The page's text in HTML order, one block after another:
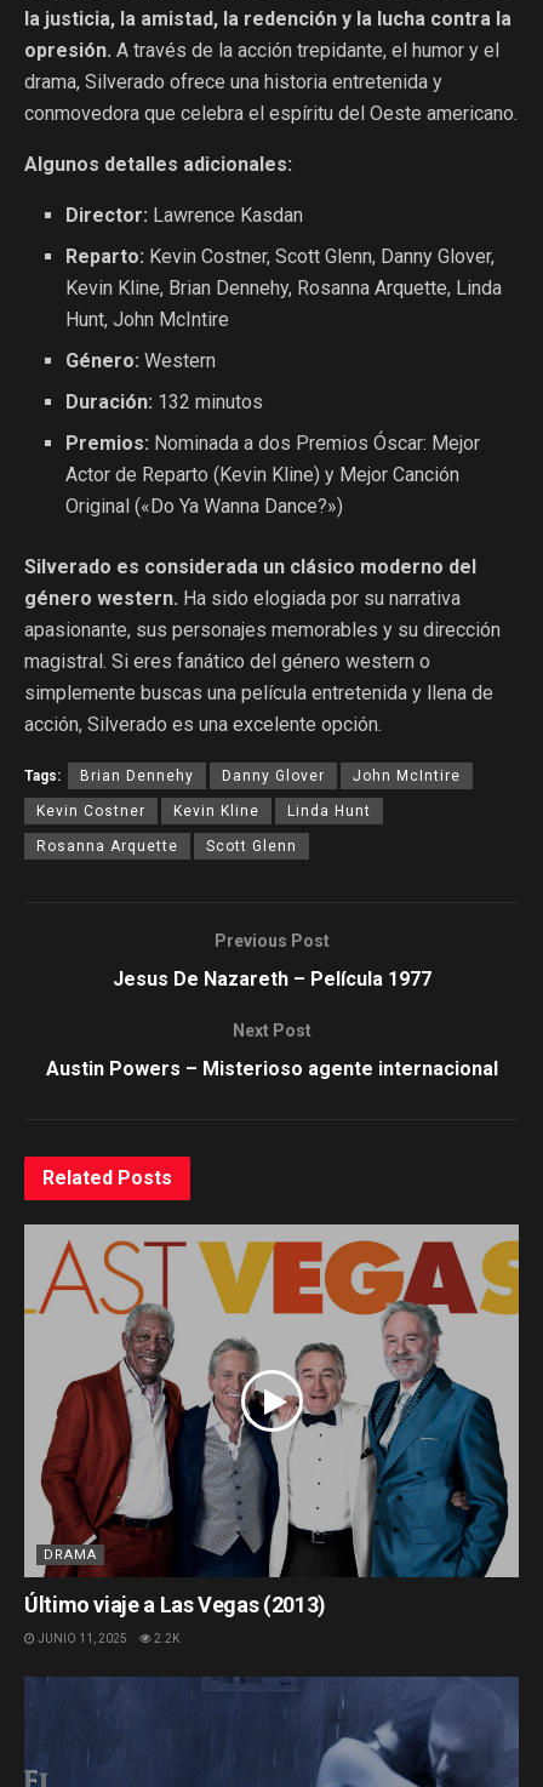
la justicia, la amistad, la redención y la lucha contra la
opresión. A través de la acción trepidante, el humor y el
drama, Silverado ofrece una historia entretenida y
conmovedora que celebra el espíritu del Oeste americano.
Algunos detalles adicionales:
Director: Lawrence Kasdan
Reparto: Kevin Costner, Scott Glenn, Danny Glover,
Kevin Kline, Brian Dennehy, Rosanna Arquette, Linda
Hunt, John McIntire
Género: Western
Duración: 132 minutos
Premios: Nominada a dos Premios Óscar: Mejor
Actor de Reparto (Kevin Kline) y Mejor Canción
Original («Do Ya Wanna Dance?»)
Silverado es considerada un clásico moderno del
género western. Ha sido elogiada por su narrativa
apasionante, sus personajes memorables y su dirección
magistral. Si eres fanático del género western o
simplemente buscas una película entretenida y llena de
acción, Silverado es una excelente opción.
Tags: Brian Dennehy Danny Glover John McIntire
Kevin Costner Kevin Kline Linda Hunt
Rosanna Arquette Scott Glenn
Previous Post
Jesus De Nazareth – Película 1977
Next Post
Austin Powers – Misterioso agente internacional
Related Posts
DRAMA
Último viaje a Las Vegas (2013)
JUNIO 11, 2025 2.2K